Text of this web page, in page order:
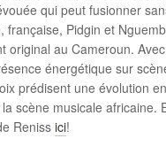
qui peut fusionner
française, Pidgin et
original au Cameroun.
énergétique sur
prédisent une évolution
scène musicale africaine.
Reniss ici!